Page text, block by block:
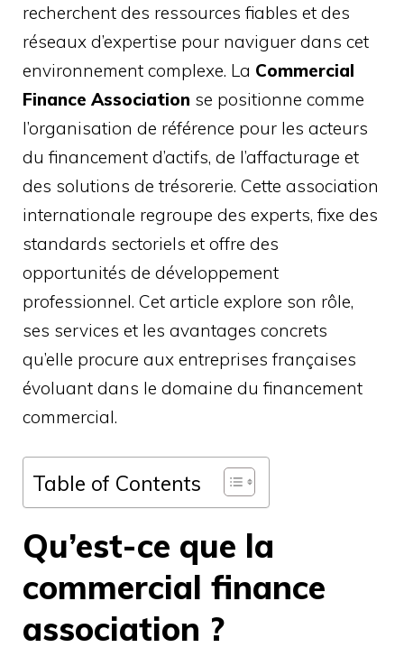
recherchent des ressources fiables et des
réseaux d’expertise pour naviguer dans cet
environnement complexe. La Commercial
Finance Association se positionne comme
l’organisation de référence pour les acteurs
du financement d’actifs, de l’affacturage et
des solutions de trésorerie. Cette association
internationale regroupe des experts, fixe des
standards sectoriels et offre des
opportunités de développement
professionnel. Cet article explore son rôle,
ses services et les avantages concrets
qu’elle procure aux entreprises françaises
évoluant dans le domaine du financement
commercial.
Table of Contents
Qu’est-ce que la
commercial finance
association ?